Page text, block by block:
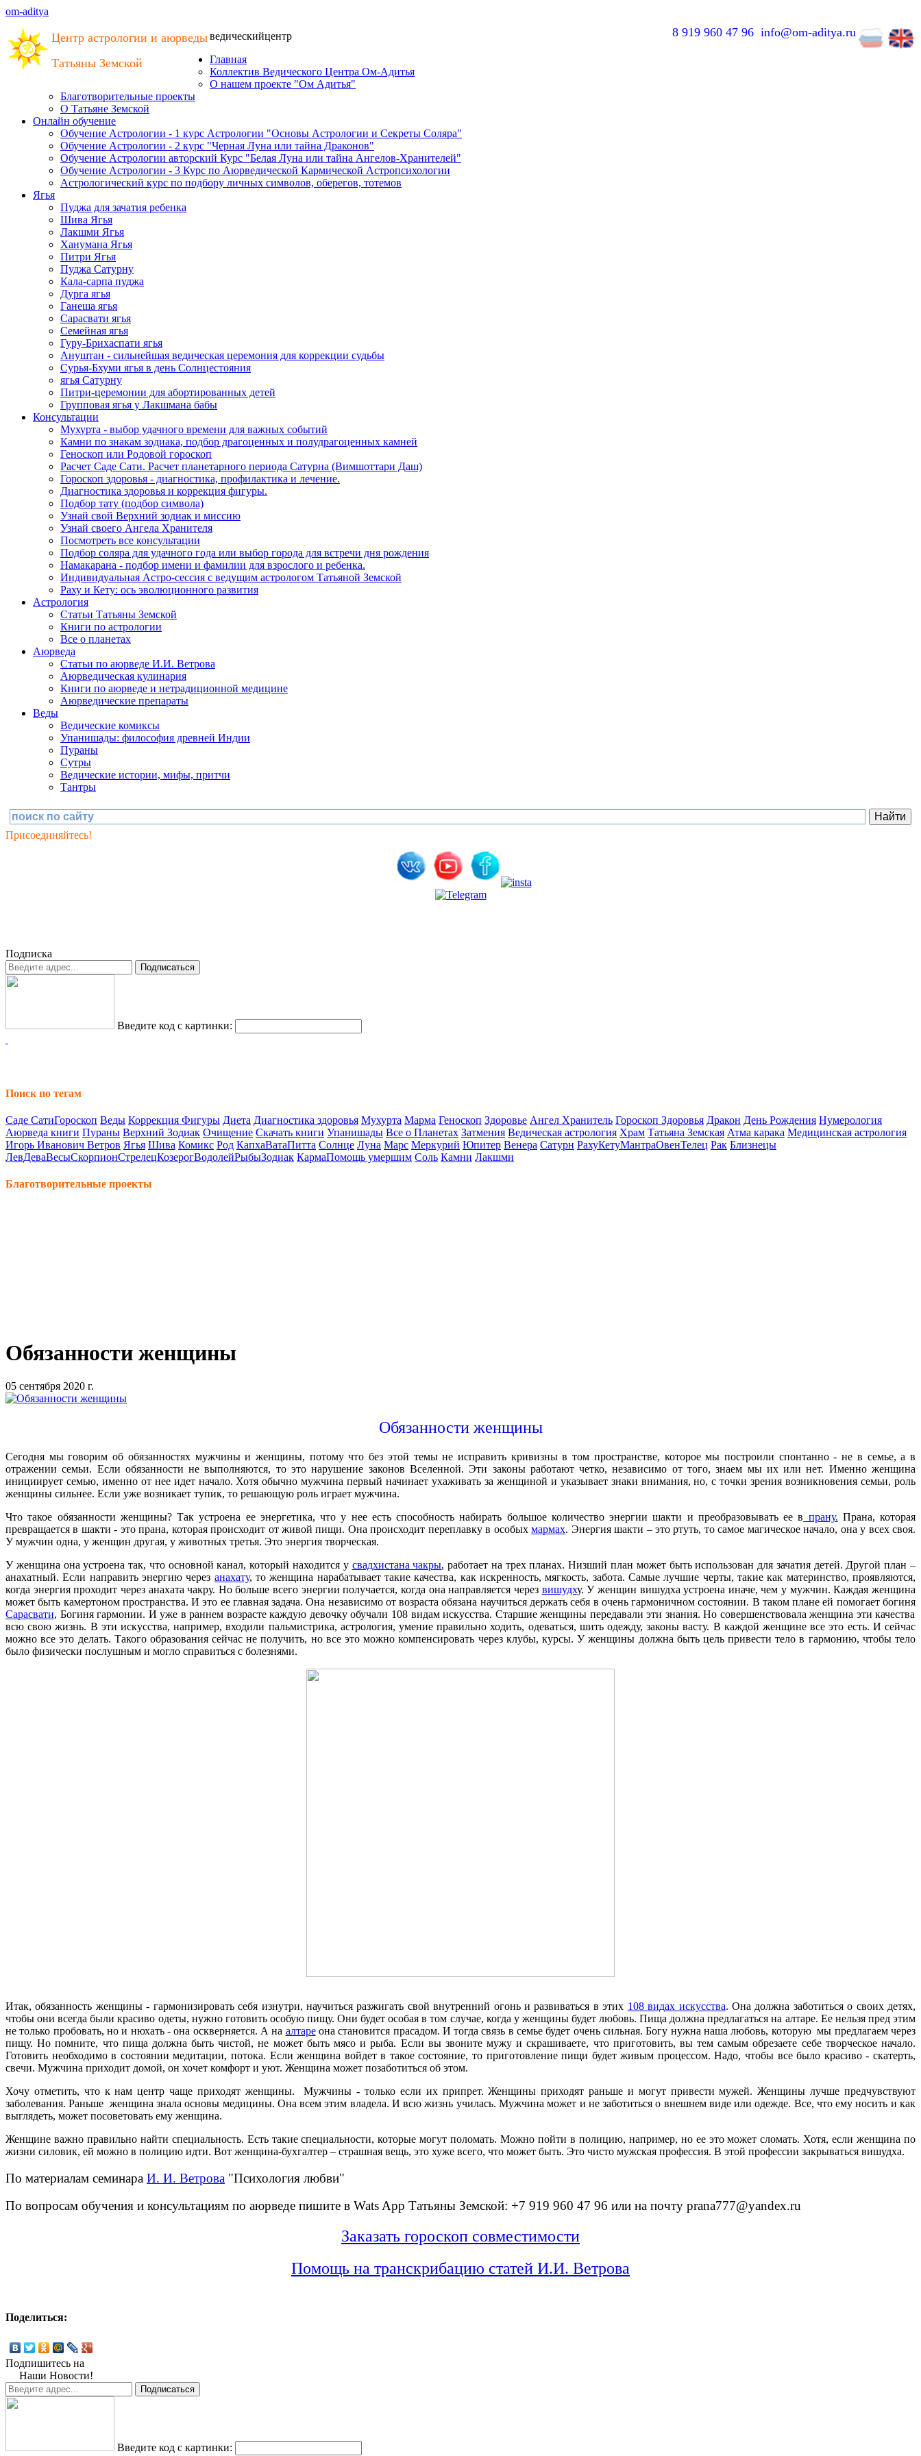
om-aditya
Центр астрологии и аюрведы
Татьяны Земской
8 919 960 47 96 info@om-aditya.ru
ведическийцентр
Главная
Коллектив Ведического Центра Ом-Адитья
О нашем проекте "Ом Адитья"
Благотворительные проекты
О Татьяне Земской
Онлайн обучение
Обучение Астрологии - 1 курс Астрологии "Основы Астрологии и Секреты Соляра"
Обучение Астрологии - 2 курс "Черная Луна или тайна Драконов"
Обучение Астрологии авторский Курс "Белая Луна или тайна Ангелов-Хранителей"
Обучение Астрологии - 3 Курс по Аюрведической Кармической Астропсихологии
Астрологический курс по подбору личных символов, оберегов, тотемов
Ягья
Пуджа для зачатия ребенка
Шива Ягья
Лакшми Ягья
Ханумана Ягья
Питри Ягья
Пуджа Сатурну
Кала-сарпа пуджа
Дурга ягья
Ганеша ягья
Сарасвати ягья
Семейная ягья
Гуру-Брихаспати ягья
Ануштан - сильнейшая ведическая церемония для коррекции судьбы
Сурья-Бхуми ягья в день Солнцестояния
ягья Сатурну
Питри-церемонии для абортированных детей
Групповая ягья у Лакшмана бабы
Консультации
Мухурта - выбор удачного времени для важных событий
Камни по знакам зодиака, подбор драгоценных и полудрагоценных камней
Геноскоп или Родовой гороскоп
Расчет Саде Сати. Расчет планетарного периода Сатурна (Вимшоттари Даш)
Гороскоп здоровья - диагностика, профилактика и лечение.
Диагностика здоровья и коррекция фигуры.
Подбор тату (подбор символа)
Узнай свой Верхний зодиак и миссию
Узнай своего Ангела Хранителя
Посмотреть все консультации
Подбор соляра для удачного года или выбор города для встречи дня рождения
Намакарана - подбор имени и фамилии для взрослого и ребенка.
Индивидуальная Астро-сессия с ведущим астрологом Татьяной Земской
Раху и Кету: ось эволюционного развития
Астрология
Статьи Татьяны Земской
Книги по астрологии
Все о планетах
Аюрведа
Статьи по аюрведе И.И. Ветрова
Аюрведическая кулинария
Книги по аюрведе и нетрадиционной медицине
Аюрведические препараты
Веды
Ведические комиксы
Упанишады: философия древней Индии
Пураны
Сутры
Ведические истории, мифы, притчи
Тантры
Присоединяйтесь!
Подписка
Введите код с картинки:
Поиск по тегам
Саде СатиГороскоп Веды Коррекция Фигуры Диета Диагностика здоровья Мухурта Марма Геноскоп Здоровье Ангел Хранитель Гороскоп Здоровья Дракон День Рождения Нумерология
Аюрведа книги Пураны Верхний Зодиак Очищение Скачать книги Упанишады Все о Планетах Затмения Ведическая астрология Храм Татьяна Земская Атма карака Медицинская астрология
Игорь Иванович Ветров Ягья Шива Комикс Род КапхаВатаПитта Солнце Луна Марс Меркурий Юпитер Венера Сатурн РахуКетуМантраОвенТелец Рак Близнецы
ЛевДеваВесыСкорпионСтрелецКозерогВодолейРыбыЗодиак КармаПомощь умершим Соль Камни Лакшми
Благотворительные проекты
Обязанности женщины
05 сентября 2020 г.
Обязанности женщины
Сегодня мы говорим об обязанностях мужчины и женщины, потому что без этой темы не исправить кривизны в том пространстве, которое мы построили спонтанно - не в семье, а в
отражении семьи. Если обязанности не выполняются, то это нарушение законов Вселенной. Эти законы работают четко, независимо от того, знаем мы их или нет. Именно женщина
инициирует семью, именно от нее идет начало. Хотя обычно мужчина первый начинает ухаживать за женщиной и указывает знаки внимания, но, с точки зрения возникновения семьи, роль
женщины сильнее. Если уже возникает тупик, то решающую роль играет мужчина.
Что такое обязанности женщины? Так устроена ее энергетика, что у нее есть способность набирать большое количество энергии шакти и преобразовывать ее в прану. Прана, которая
превращается в шакти - это прана, которая происходит от живой пищи. Она происходит переплавку в особыхмармах. Энергия шакти – это ртуть, то самое магическое начало, она у всех своя.
У мужчин одна, у женщин другая, у животных третья. Это энергия творческая.
У женщина она устроена так, что основной канал, который находится у свадхистана чакры, работает на трех планах. Низший план может быть использован для зачатия детей. Другой план –
анахатный. Если направить энергию через анахату, то женщина нарабатывает такие качества, как искренность, мягкость, забота. Самые лучшие черты, такие как материнство, проявляются,
когда энергия проходит через анахата чакру. Но больше всего энергии получается, когда она направляется через вишудху. У женщин вишудха устроена иначе, чем у мужчин. Каждая женщина
может быть камертоном пространства. И это ее главная задача. Она независимо от возраста обязана научиться держать себя в очень гармоничном состоянии. В таком плане ей помогает богиня
Сарасвати, Богиня гармонии. И уже в раннем возрасте каждую девочку обучали 108 видам искусства. Старшие женщины передавали эти знания. Но совершенствовала женщина эти качества
всю свою жизнь. В эти искусства, например, входили пальмистрика, астрология, умение правильно ходить, одеваться, шить одежду, законы васту. В каждой женщине все это есть. И сейчас
можно все это делать. Такого образования сейчас не получить, но все это можно компенсировать через клубы, курсы. У женщины должна быть цель привести тело в гармонию, чтобы тело
было физически послушным и могло справиться с болезнями.
Итак, обязанность женщины - гармонизировать себя изнутри, научиться разжигать свой внутренний огонь и развиваться в этих 108 видах искусства. Она должна заботиться о своих детях,
чтобы они всегда были красиво одеты, нужно готовить особую пищу. Они будет особая в том случае, когда у женщины будет любовь. Пища должна предлагаться на алтаре. Ее нельзя пред этим
не только пробовать, но и нюхать - она оскверняется. А на алтареона становится прасадом. И тогда связь в семье будет очень сильная. Богу нужна наша любовь, которую мы предлагаем через
пищу. Но помните, что пища должна быть чистой, не может быть мясо и рыба. Если вы звоните мужу и скрашиваете, что приготовить, вы тем самым обрезаете себе творческое начало.
Готовить необходимо в состоянии медитации, потока. Если женщина войдет в такое состояние, то приготовление пищи будет живым процессом. Надо, чтобы все было красиво - скатерть,
свечи. Мужчина приходит домой, он хочет комфорт и уют. Женщина может позаботиться об этом.
Хочу отметить, что к нам центр чаще приходят женщины. Мужчины - только если их припрет. Женщины приходят раньше и могут привести мужей. Женщины лучше предчувствуют
заболевания. Раньше женщина знала основы медицины. Она всем этим владела. И всю жизнь училась. Мужчина может и не заботиться о внешнем виде или одежде. Все, что ему носить и как
выглядеть, может посоветовать ему женщина.
Женщине важно правильно найти специальность. Есть такие специальности, которые могут поломать. Можно пойти в полицию, например, но ее это может сломать. Хотя, если женщина по
жизни силовик, ей можно в полицию идти. Вот женщина-бухгалтер – страшная вещь, это хуже всего, что может быть. Это чисто мужская профессия. В этой профессии закрываться вишудха.
По материалам семинара И. И. Ветрова "Психология любви"
По вопросам обучения и консультациям по аюрведе пишите в Wats App Татьяны Земской: +7 919 960 47 96 или на почту prana777@yandex.ru
Заказать гороскоп совместимости
Помощь на транскрибацию статей И.И. Ветрова
Поделиться:
Подпишитесь на
Наши Новости!
Введите код с картинки: